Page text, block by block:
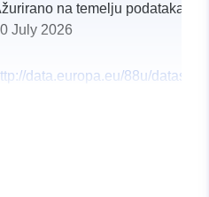
na temelju
July 2026
data.europa.eu/88u/dataset/